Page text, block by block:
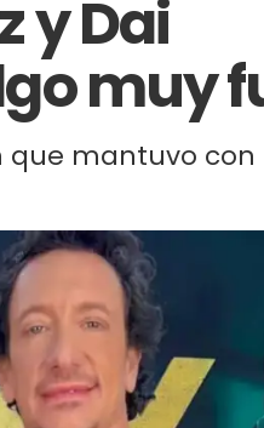
y Dai
muy
que mantuvo